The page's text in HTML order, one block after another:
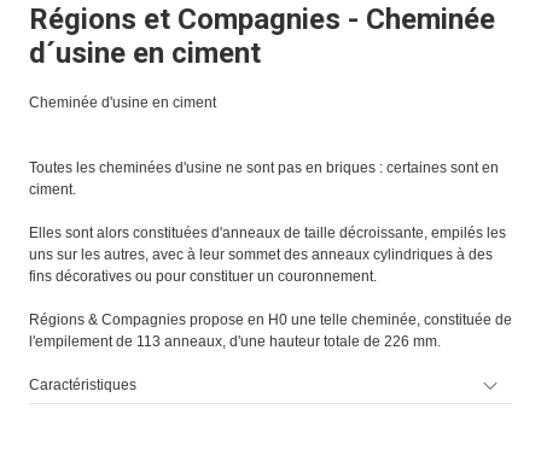
Régions et Compagnies - Cheminée
d´usine en ciment
Cheminée d'usine en ciment
Toutes les cheminées d'usine ne sont pas en briques : certaines sont en
ciment.
Elles sont alors constituées d'anneaux de taille décroissante, empilés les
uns sur les autres, avec à leur sommet des anneaux cylindriques à des
fins décoratives ou pour constituer un couronnement.
Régions & Compagnies propose en H0 une telle cheminée, constituée de
l'empilement de 113 anneaux, d'une hauteur totale de 226 mm.
Caractéristiques